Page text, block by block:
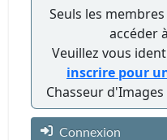
Seuls les
accéder
Veuillez vous
inscrire pour
Chasseur
Connexion